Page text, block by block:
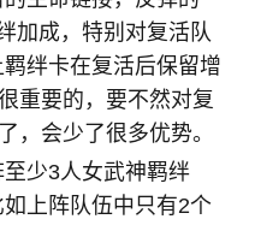
加成，特别对复活队
绊卡在复活后保留增
重要的，要不然对复
，会少了很多优势。
少3人女武神羁绊
上阵队伍中只有2个